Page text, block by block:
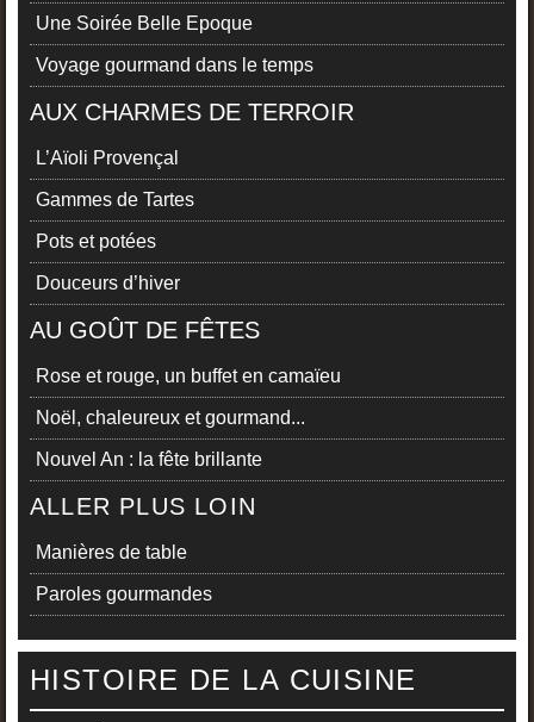
Une Soirée Belle Epoque
Voyage gourmand dans le temps
AUX CHARMES DE TERROIR
L’Aïoli Provençal
Gammes de Tartes
Pots et potées
Douceurs d’hiver
AU GOÛT DE FÊTES
Rose et rouge, un buffet en camaïeu
Noël, chaleureux et gourmand...
Nouvel An : la fête brillante
ALLER PLUS LOIN
Manières de table
Paroles gourmandes
HISTOIRE DE LA CUISINE